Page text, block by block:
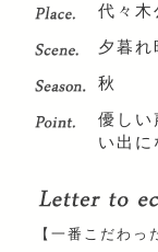
代々木
夕暮れ
秋
優しい
い出に
【一番こだわっ